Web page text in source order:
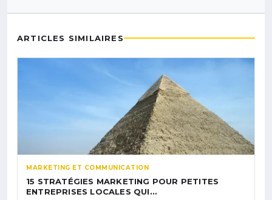
ARTICLES SIMILAIRES
MARKETING ET COMMUNICATION
15 STRATÉGIES MARKETING POUR PETITES
ENTREPRISES LOCALES QUI…